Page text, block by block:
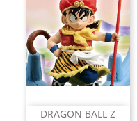
DRAGON BALL Z